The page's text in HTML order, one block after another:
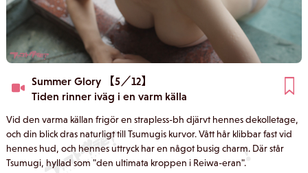
Summer Glory 【5／12】
Tiden rinner iväg i en varm källa
Vid den varma källan frigör en strapless-bh djärvt hennes dekolletage,
och din blick dras naturligt till Tsumugis kurvor. Vått hår klibbar fast vid
hennes hud, och hennes uttryck har en något busig charm. Där står
Tsumugi, hyllad som "den ultimata kroppen i Reiwa-eran".